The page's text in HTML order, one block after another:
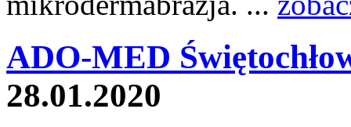
ADO-MED
28.01.2020